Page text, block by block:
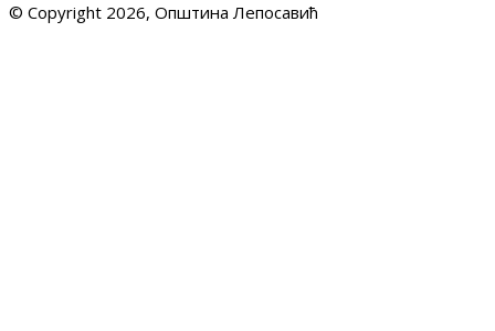
© Copyright 2026, Општина Лепосавић